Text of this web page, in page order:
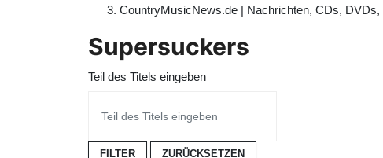
CountryMusicNews.de | Nachrichten, CDs, DVDs,
Supersuckers
Teil des Titels eingeben
FILTER ZURÜCKSETZEN